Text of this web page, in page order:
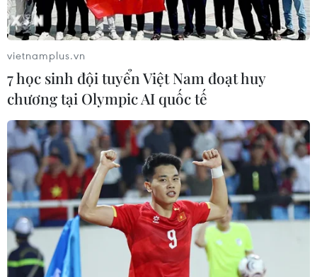
Cảnh sát Pháp giải tán người biểu tình 'Áo
Vàng' tại Paris
vietnamplus.vn
7 học sinh đội tuyển Việt Nam đoạt huy
chương tại Olympic AI quốc tế